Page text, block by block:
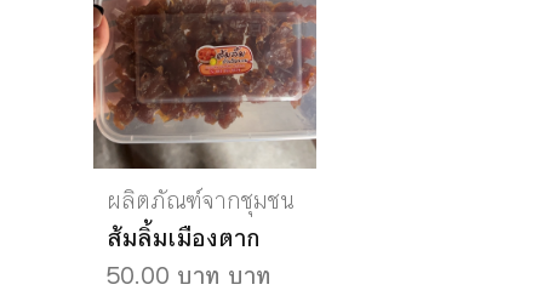
ผลิตภัณฑ์จากชุมชน
ส้มลิ้มเมืองตาก
50.00 บาท บาท